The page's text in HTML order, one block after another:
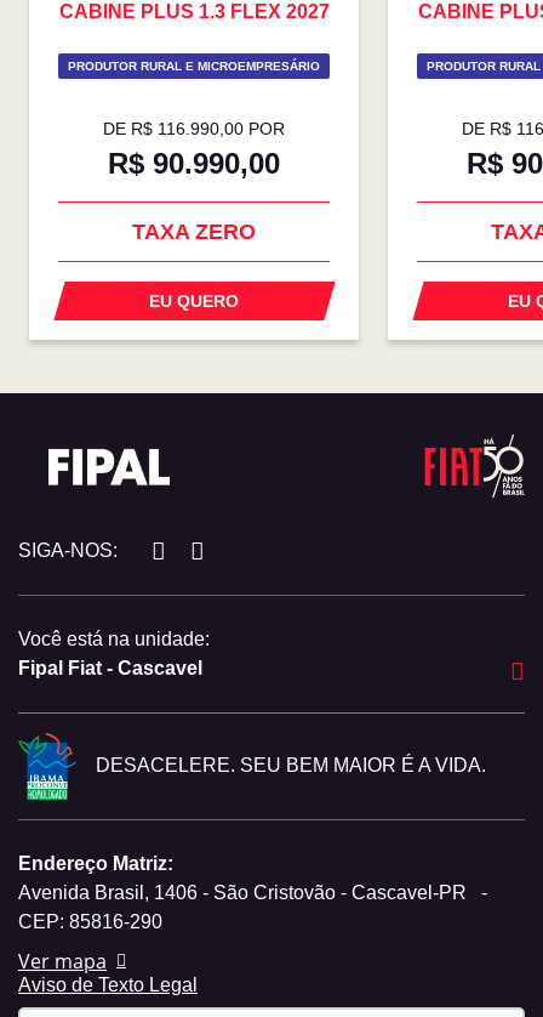
CABINE PLUS 1.3 FLEX 2027
PRODUTOR RURAL E MICROEMPRESÁRIO
DE R$ 116.990,00 POR
R$ 90.990,00
TAXA ZERO
EU QUERO
CABINE
PRODUTOR
DE R$
R$
EU
SIGA-NOS:
Você está na unidade:
Fipal Fiat - Cascavel
DESACELERE. SEU BEM MAIOR É A VIDA.
Endereço Matriz:
Avenida Brasil, 1406 - São Cristovão - Cascavel-PR
-
CEP: 85816-290
Ver mapa
Aviso de Texto Legal